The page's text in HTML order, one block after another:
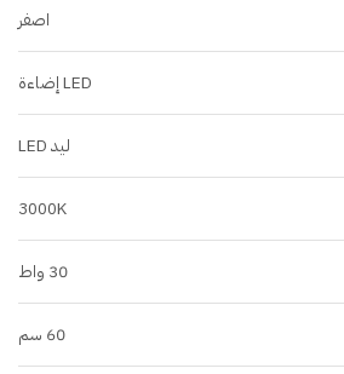
اصفر
LED إضاءة
ليد LED
3000K
30 واط
60 سم